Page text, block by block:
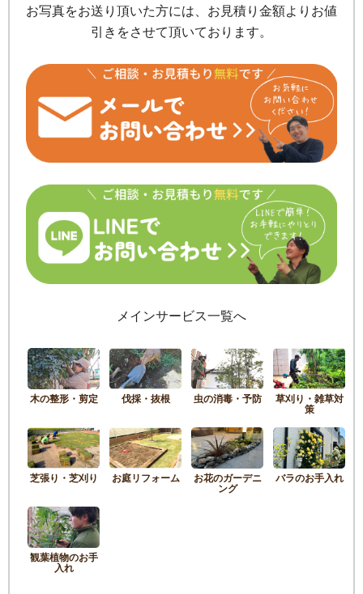
お写真をお送り頂いた方には、お見積り金額よりお値
引きをさせて頂いております。
メインサービス一覧へ
木の整形・剪定 伐採・抜根 虫の消毒・予防 草刈り・雑草対
策
芝張り・芝刈り お庭リフォーム お花のガーデニ
ング
バラのお手入れ
観葉植物のお手
入れ